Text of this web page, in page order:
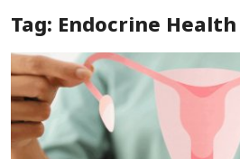
Special Story
Business
Tag: Endocrine Health